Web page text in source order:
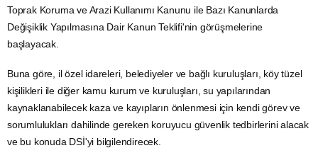
Toprak Koruma ve Arazi Kullanımı Kanunu ile Bazı Kanunlarda
Değişiklik Yapılmasına Dair Kanun Teklifi'nin görüşmelerine
başlayacak.
Buna göre, il özel idareleri, belediyeler ve bağlı kuruluşları, köy tüzel
kişilikleri ile diğer kamu kurum ve kuruluşları,su yapılarından
kaynaklanabilecek kaza ve kayıpların önlenmesi için kendi görev ve
sorumlulukları dahilinde gereken koruyucu güvenlik tedbirlerini alacak
ve bu konuda DSİ'yi bilgilendirecek.